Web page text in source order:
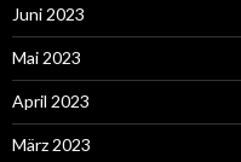
Juni 2023
Mai 2023
April 2023
März 2023